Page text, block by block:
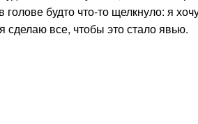
будто что-то щелкнуло: я
сделаю все, чтобы это стало явью.